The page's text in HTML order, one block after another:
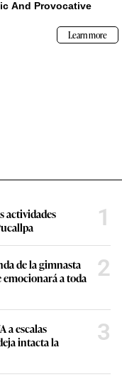
actividades
1
de la gimnasta
a toda
2
a escalas
intacta la
3